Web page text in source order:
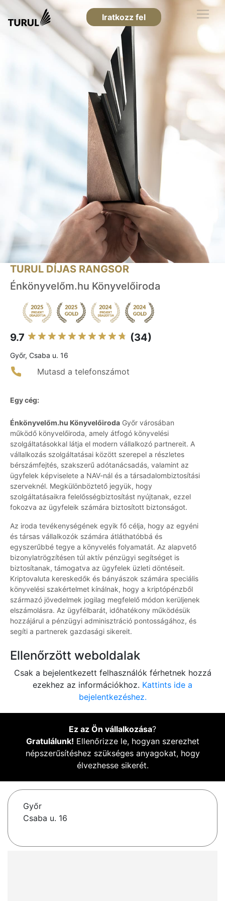
Iratkozz fel
TURUL DÍJAS RANGSOR
Énkönyvelőm.hu Könyvelőiroda
9.7 (34)
Győr, Csaba u. 16
Mutasd a telefonszámot
Egy cég:
Énkönyvelőm.hu Könyvelőiroda Győr városában
működő könyvelőiroda, amely átfogó könyvelési
szolgáltatásokkal látja el modern vállalkozó partnereit. A
vállalkozás szolgáltatásai között szerepel a részletes
bérszámfejtés, szakszerű adótanácsadás, valamint az
ügyfelek képviselete a NAV-nál és a társadalombiztosítási
szerveknél. Megkülönböztető jegyük, hogy
szolgáltatásaikra felelősségbiztosítást nyújtanak, ezzel
fokozva az ügyfeleik számára biztosított biztonságot.
Az iroda tevékenységének egyik fő célja, hogy az egyéni
és társas vállalkozók számára átláthatóbbá és
egyszerűbbé tegye a könyvelés folyamatát. Az alapvető
bizonylatrögzítésen túl aktív pénzügyi segítséget is
biztosítanak, támogatva az ügyfelek üzleti döntéseit.
Kriptovaluta kereskedők és bányászok számára speciális
könyvelési szakértelmet kínálnak, hogy a kriptópénzből
származó jövedelmek jogilag megfelelő módon kerüljenek
elszámolásra. Az ügyfélbarát, időhatékony működésük
hozzájárul a pénzügyi adminisztráció pontosságához, és
segíti a partnerek gazdasági sikereit.
Ellenőrzött weboldalak
Csak a bejelentkezett felhasználók férhetnek hozzá
ezekhez az információkhoz. Kattints ide a
bejelentkezéshez.
Ez az Ön vállalkozása?
Gratulálunk! Ellenőrizze le, hogyan szerezhet
népszerűsítéshez szükséges anyagokat, hogy
élvezhesse sikerét.
Győr
Csaba u. 16